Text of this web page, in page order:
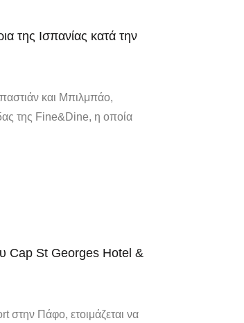
της Ισπανίας κατά την
και Μπιλμπάο,
της Fine&Dine, η οποία
Cap St Georges Hotel &
στην Πάφο, ετοιμάζεται να